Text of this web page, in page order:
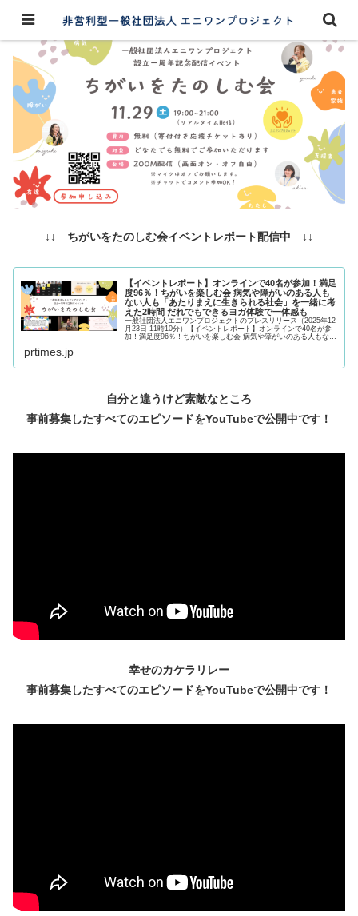
↓↓ ちがいをたのしむ会イベントレポート配信中 ↓↓
【イベントレポート】オンラインで40名が参加！満足
度96％！ちがいを楽しむ会 病気や障がいのある人も
ない人も「あたりまえに生きられる社会」を一緒に考
えた2時間 だれでもできるヨガ体験で一体感も
一般社団法人エニワンプロジェクトのプレスリリース（2025年12
月23日 11時10分）【イベントレポート】オンラインで40名が参
加！満足度96％！ちがいを楽しむ会 病気や障がいのある人もない
prtimes.jp
自分と違うけど素敵なところ
事前募集したすべてのエピソードをYouTubeで公開中です！
幸せのカケラリレー
事前募集したすべてのエピソードをYouTubeで公開中です！